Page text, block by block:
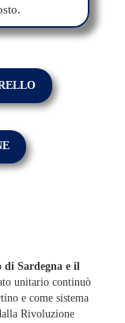
di Sardegna e il
unitario continuò
e come sistema
Rivoluzione